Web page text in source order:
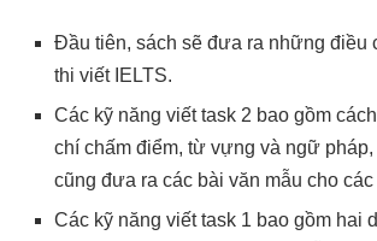
Đầu tiên, sách sẽ đưa ra những điều
thi viết IELTS.
Các kỹ năng viết task 2 bao gồm
chí chấm điểm, từ vựng và ngữ
cũng đưa ra các bài văn mẫu cho
Các kỹ năng viết task 1 bao gồm hai